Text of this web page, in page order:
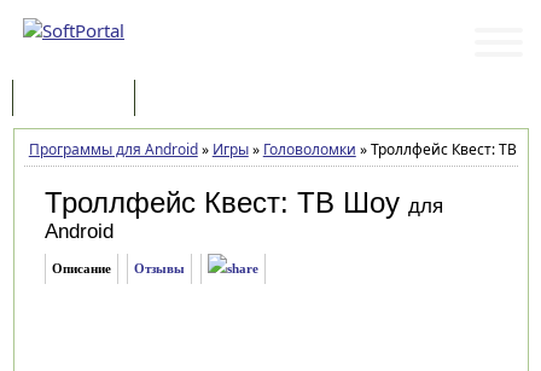
Программы для Android» Игры» Головоломки »Троллфейс Квест: ТВ
Троллфейс Квест: ТВ Шоу для
Android
Описание Отзывы